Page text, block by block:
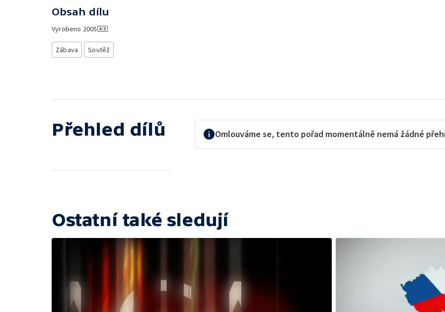
Obsah dílu
Vyrobeno 2005
Zábava Soutěž
Přehled dílů Omlouváme se, tento pořad momentálně nemá žádné
Ostatní také sledují